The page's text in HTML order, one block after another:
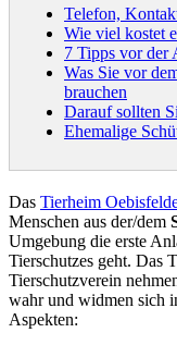
Telefon,
Wie viel kostet
7 Tipps vor der
Was Sie vor
brauchen
Darauf sollten
Ehemalige
Das Tierheim
Menschen aus der/dem
Umgebung die erste
Tierschutzes geht. Das
Tierschutzverein
wahr und widmen sich
Aspekten: